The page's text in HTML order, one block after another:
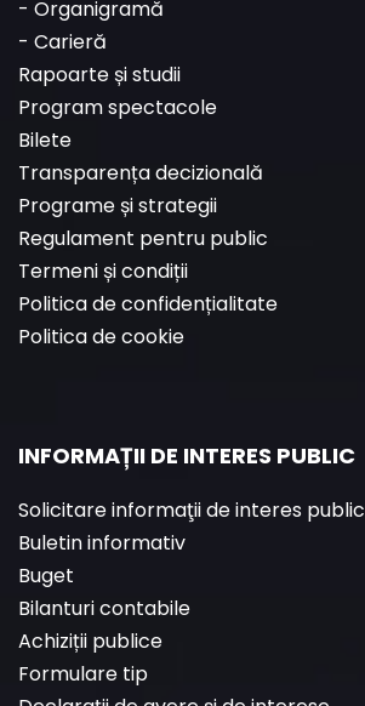
- Organigramă
- Carieră
Rapoarte și studii
Program spectacole
Bilete
Transparența decizională
Programe și strategii
Regulament pentru public
Termeni și condiții
Politica de confidențialitate
Politica de cookie
INFORMAȚII DE INTERES PUBLIC
Solicitare informaţii de interes public
Buletin informativ
Buget
Bilanturi contabile
Achiziții publice
Formulare tip